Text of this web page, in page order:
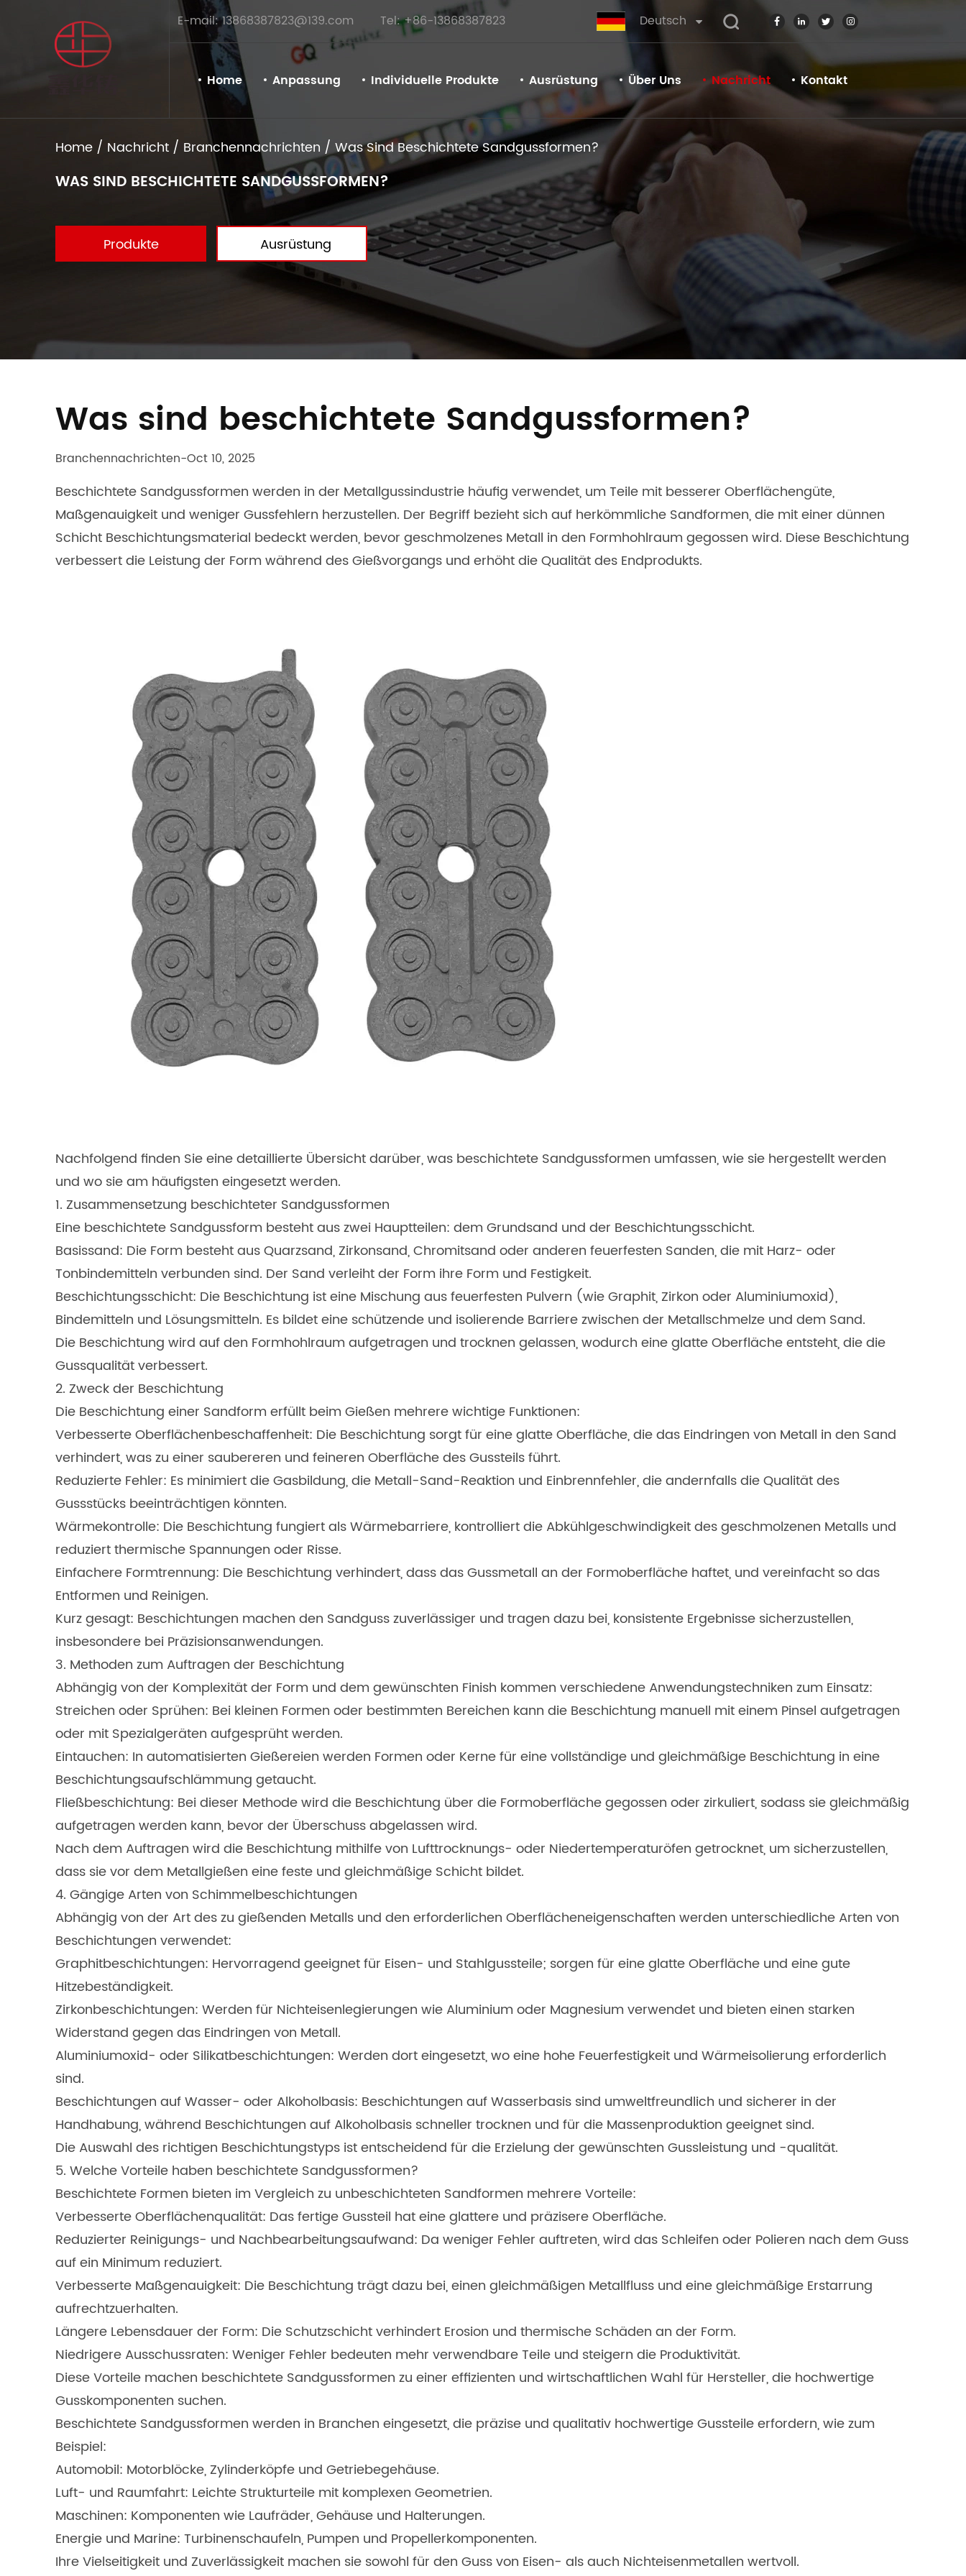
E-mail: 13868387823@139.com Tel: +86-13868387823 Deutsch
Home Anpassung Individuelle Produkte Ausrüstung Über Uns Nachricht Kontakt
Home / Nachricht / Branchennachrichten /Was Sind Beschichtete Sandgussformen?
WAS SIND BESCHICHTETE SANDGUSSFORMEN?
Produkte Ausrüstung
Was sind beschichtete Sandgussformen?
Branchennachrichten-Oct 10, 2025
Beschichtete Sandgussformen werden in der Metallgussindustrie häufig verwendet, um Teile mit besserer Oberflächengüte,
Maßgenauigkeit und weniger Gussfehlern herzustellen. Der Begriff bezieht sich auf herkömmliche Sandformen, die mit einer dünnen
Schicht Beschichtungsmaterial bedeckt werden, bevor geschmolzenes Metall in den Formhohlraum gegossen wird. Diese Beschichtung
verbessert die Leistung der Form während des Gießvorgangs und erhöht die Qualität des Endprodukts.
Nachfolgend finden Sie eine detaillierte Übersicht darüber, was beschichtete Sandgussformen umfassen, wie sie hergestellt werden
und wo sie am häufigsten eingesetzt werden.
1. Zusammensetzung beschichteter Sandgussformen
Eine beschichtete Sandgussform besteht aus zwei Hauptteilen: dem Grundsand und der Beschichtungsschicht.
Basissand: Die Form besteht aus Quarzsand, Zirkonsand, Chromitsand oder anderen feuerfesten Sanden, die mit Harz- oder
Tonbindemitteln verbunden sind. Der Sand verleiht der Form ihre Form und Festigkeit.
Beschichtungsschicht: Die Beschichtung ist eine Mischung aus feuerfesten Pulvern (wie Graphit, Zirkon oder Aluminiumoxid),
Bindemitteln und Lösungsmitteln. Es bildet eine schützende und isolierende Barriere zwischen der Metallschmelze und dem Sand.
Die Beschichtung wird auf den Formhohlraum aufgetragen und trocknen gelassen, wodurch eine glatte Oberfläche entsteht, die die
Gussqualität verbessert.
2. Zweck der Beschichtung
Die Beschichtung einer Sandform erfüllt beim Gießen mehrere wichtige Funktionen:
Verbesserte Oberflächenbeschaffenheit: Die Beschichtung sorgt für eine glatte Oberfläche, die das Eindringen von Metall in den Sand
verhindert, was zu einer saubereren und feineren Oberfläche des Gussteils führt.
Reduzierte Fehler: Es minimiert die Gasbildung, die Metall-Sand-Reaktion und Einbrennfehler, die andernfalls die Qualität des
Gussstücks beeinträchtigen könnten.
Wärmekontrolle: Die Beschichtung fungiert als Wärmebarriere, kontrolliert die Abkühlgeschwindigkeit des geschmolzenen Metalls und
reduziert thermische Spannungen oder Risse.
Einfachere Formtrennung: Die Beschichtung verhindert, dass das Gussmetall an der Formoberfläche haftet, und vereinfacht so das
Entformen und Reinigen.
Kurz gesagt: Beschichtungen machen den Sandguss zuverlässiger und tragen dazu bei, konsistente Ergebnisse sicherzustellen,
insbesondere bei Präzisionsanwendungen.
3. Methoden zum Auftragen der Beschichtung
Abhängig von der Komplexität der Form und dem gewünschten Finish kommen verschiedene Anwendungstechniken zum Einsatz:
Streichen oder Sprühen: Bei kleinen Formen oder bestimmten Bereichen kann die Beschichtung manuell mit einem Pinsel aufgetragen
oder mit Spezialgeräten aufgesprüht werden.
Eintauchen: In automatisierten Gießereien werden Formen oder Kerne für eine vollständige und gleichmäßige Beschichtung in eine
Beschichtungsaufschlämmung getaucht.
Fließbeschichtung: Bei dieser Methode wird die Beschichtung über die Formoberfläche gegossen oder zirkuliert, sodass sie gleichmäßig
aufgetragen werden kann, bevor der Überschuss abgelassen wird.
Nach dem Auftragen wird die Beschichtung mithilfe von Lufttrocknungs- oder Niedertemperaturöfen getrocknet, um sicherzustellen,
dass sie vor dem Metallgießen eine feste und gleichmäßige Schicht bildet.
4. Gängige Arten von Schimmelbeschichtungen
Abhängig von der Art des zu gießenden Metalls und den erforderlichen Oberflächeneigenschaften werden unterschiedliche Arten von
Beschichtungen verwendet:
Graphitbeschichtungen: Hervorragend geeignet für Eisen- und Stahlgussteile; sorgen für eine glatte Oberfläche und eine gute
Hitzebeständigkeit.
Zirkonbeschichtungen: Werden für Nichteisenlegierungen wie Aluminium oder Magnesium verwendet und bieten einen starken
Widerstand gegen das Eindringen von Metall.
Aluminiumoxid- oder Silikatbeschichtungen: Werden dort eingesetzt, wo eine hohe Feuerfestigkeit und Wärmeisolierung erforderlich
sind.
Beschichtungen auf Wasser- oder Alkoholbasis: Beschichtungen auf Wasserbasis sind umweltfreundlich und sicherer in der
Handhabung, während Beschichtungen auf Alkoholbasis schneller trocknen und für die Massenproduktion geeignet sind.
Die Auswahl des richtigen Beschichtungstyps ist entscheidend für die Erzielung der gewünschten Gussleistung und -qualität.
5. Welche Vorteile haben beschichtete Sandgussformen?
Beschichtete Formen bieten im Vergleich zu unbeschichteten Sandformen mehrere Vorteile:
Verbesserte Oberflächenqualität: Das fertige Gussteil hat eine glattere und präzisere Oberfläche.
Reduzierter Reinigungs- und Nachbearbeitungsaufwand: Da weniger Fehler auftreten, wird das Schleifen oder Polieren nach dem Guss
auf ein Minimum reduziert.
Verbesserte Maßgenauigkeit: Die Beschichtung trägt dazu bei, einen gleichmäßigen Metallfluss und eine gleichmäßige Erstarrung
aufrechtzuerhalten.
Längere Lebensdauer der Form: Die Schutzschicht verhindert Erosion und thermische Schäden an der Form.
Niedrigere Ausschussraten: Weniger Fehler bedeuten mehr verwendbare Teile und steigern die Produktivität.
Diese Vorteile machen beschichtete Sandgussformen zu einer effizienten und wirtschaftlichen Wahl für Hersteller, die hochwertige
Gusskomponenten suchen.
Beschichtete Sandgussformen werden in Branchen eingesetzt, die präzise und qualitativ hochwertige Gussteile erfordern, wie zum
Beispiel:
Automobil: Motorblöcke, Zylinderköpfe und Getriebegehäuse.
Luft- und Raumfahrt: Leichte Strukturteile mit komplexen Geometrien.
Maschinen: Komponenten wie Laufräder, Gehäuse und Halterungen.
Energie und Marine: Turbinenschaufeln, Pumpen und Propellerkomponenten.
Ihre Vielseitigkeit und Zuverlässigkeit machen sie sowohl für den Guss von Eisen- als auch Nichteisenmetallen wertvoll.